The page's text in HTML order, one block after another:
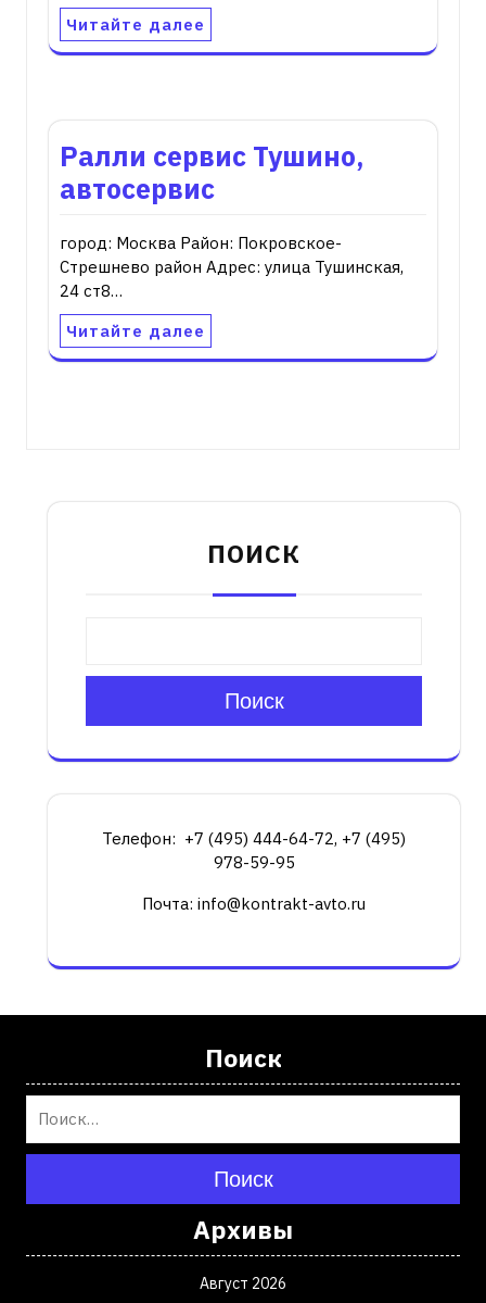
Читайте далее
Ралли сервис Тушино,
автосервис
город: Москва Район: Покровское-
Стрешнево район Адрес: улица Тушинская,
24 ст8…
Читайте далее
ПОИСК
Поиск
Телефон: +7 (495) 444-64-72, +7 (495)
978-59-95
Почта: info@kontrakt-avto.ru
Поиск
Поиск
Архивы
Август 2026